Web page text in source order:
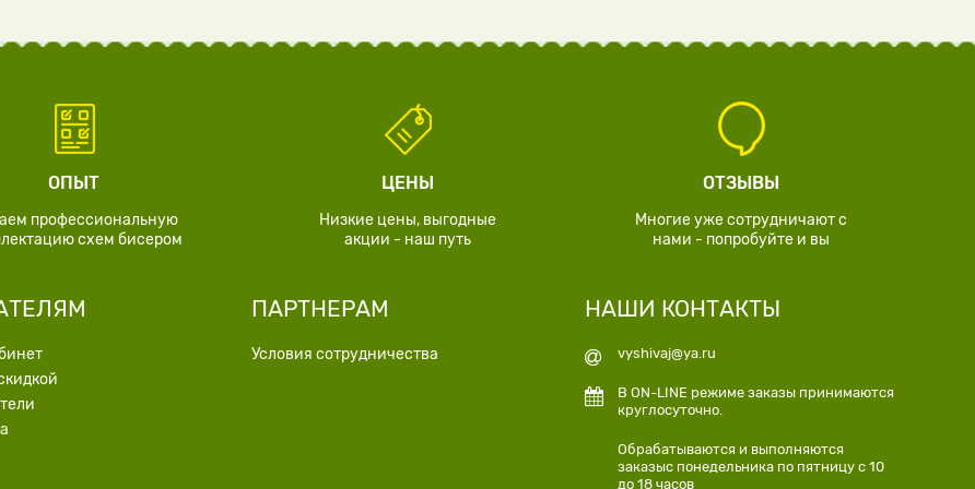
ОПЫТ
профессиональную
схем бисером
ЦЕНЫ
Низкие цены, выгодные
акции - наш путь
ОТЗЫВЫ
Многие уже сотрудничают с
нами - попробуйте и вы
ПАРТНЕРАМ
Условия сотрудничества
НАШИ КОНТАКТЫ
vyshivaj@ya.ru
В ON-LINE режиме заказы принимаются
круглосуточно.
Обрабатываются и выполняются
заказыс понедельника по пятницу с 10
до 18 часов